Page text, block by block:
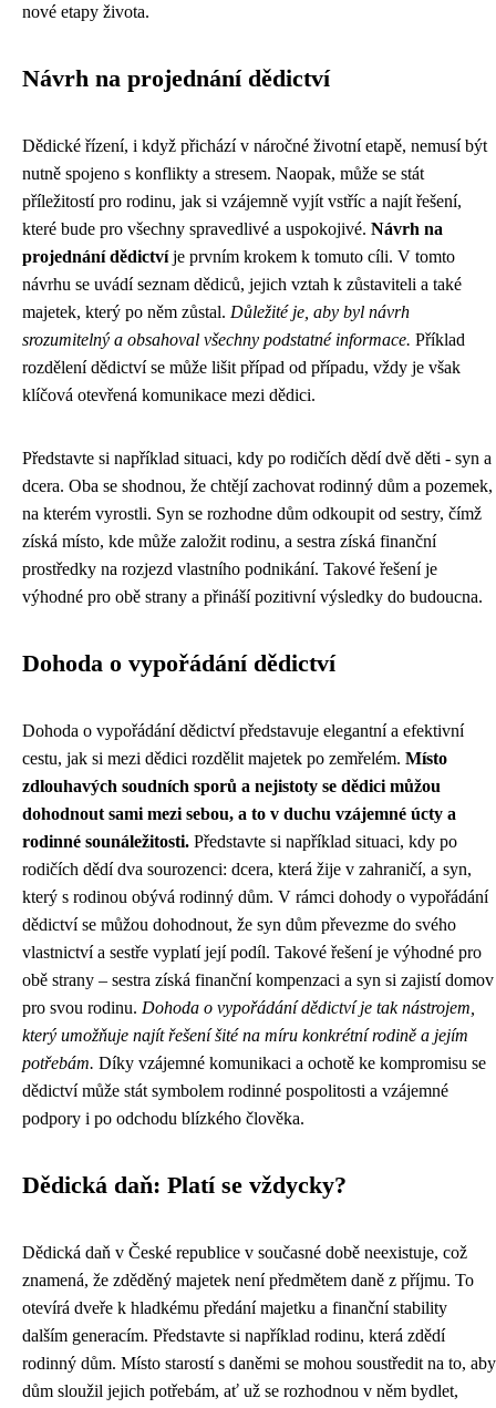
nové etapy života.
Návrh na projednání dědictví
Dědické řízení, i když přichází v náročné životní etapě, nemusí být
nutně spojeno s konflikty a stresem. Naopak, může se stát
příležitostí pro rodinu, jak si vzájemně vyjít vstříc a najít řešení,
které bude pro všechny spravedlivé a uspokojivé. Návrh na
projednání dědictvíje prvním krokem k tomuto cíli. V tomto
návrhu se uvádí seznam dědiců, jejich vztah k zůstaviteli a také
majetek, který po něm zůstal. Důležité je, aby byl návrh
srozumitelný a obsahoval všechny podstatné informace. Příklad
rozdělení dědictví se může lišit případ od případu, vždy je však
klíčová otevřená komunikace mezi dědici.
Představte si například situaci, kdy po rodičích dědí dvě děti - syn a
dcera. Oba se shodnou, že chtějí zachovat rodinný dům a pozemek,
na kterém vyrostli. Syn se rozhodne dům odkoupit od sestry, čímž
získá místo, kde může založit rodinu, a sestra získá finanční
prostředky na rozjezd vlastního podnikání. Takové řešení je
výhodné pro obě strany a přináší pozitivní výsledky do budoucna.
Dohoda o vypořádání dědictví
Dohoda o vypořádání dědictví představuje elegantní a efektivní
cestu, jak si mezi dědici rozdělit majetek po zemřelém. Místo
zdlouhavých soudních sporů a nejistoty se dědici můžou
dohodnout sami mezi sebou, a to v duchu vzájemné úcty a
rodinné sounáležitosti. Představte si například situaci, kdy po
rodičích dědí dva sourozenci: dcera, která žije v zahraničí, a syn,
který s rodinou obývá rodinný dům. V rámci dohody o vypořádání
dědictví se můžou dohodnout, že syn dům převezme do svého
vlastnictví a sestře vyplatí její podíl. Takové řešení je výhodné pro
obě strany – sestra získá finanční kompenzaci a syn si zajistí domov
pro svou rodinu. Dohoda o vypořádání dědictví je tak nástrojem,
který umožňuje najít řešení šité na míru konkrétní rodině a jejím
potřebám. Díky vzájemné komunikaci a ochotě ke kompromisu se
dědictví může stát symbolem rodinné pospolitosti a vzájemné
podpory i po odchodu blízkého člověka.
Dědická daň: Platí se vždycky?
Dědická daň v České republice v současné době neexistuje, což
znamená, že zděděný majetek není předmětem daně z příjmu. To
otevírá dveře k hladkému předání majetku a finanční stability
dalším generacím. Představte si například rodinu, která zdědí
rodinný dům. Místo starostí s daněmi se mohou soustředit na to, aby
dům sloužil jejich potřebám, ať už se rozhodnou v něm bydlet,